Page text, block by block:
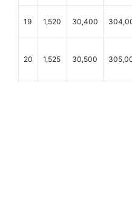
19 1,520 30,400
20 1,525 30,500